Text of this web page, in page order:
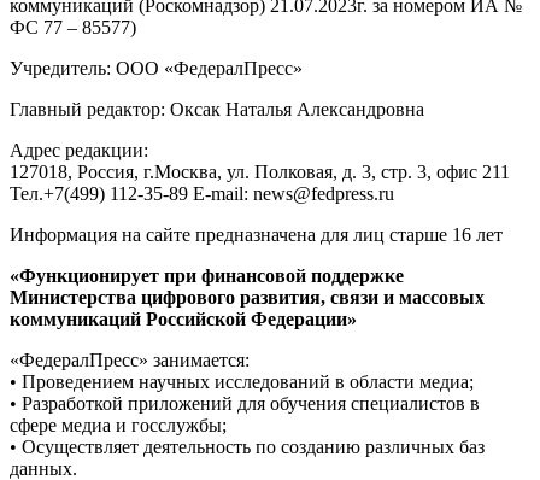
коммуникаций (Роскомнадзор) 21.07.2023г. за номером ИА №
ФС 77 – 85577)
Учредитель: ООО «ФедералПресс»
Главный редактор: Оксак Наталья Александровна
Адрес редакции:
127018, Россия, г.Москва, ул. Полковая, д. 3, стр. 3, офис 211
Тел.+7(499) 112-35-89 E-mail: news@fedpress.ru
Информация на сайте предназначена для лиц старше 16 лет
«Функционирует при финансовой поддержке
Министерства цифрового развития, связи и массовых
коммуникаций Российской Федерации»
«ФедералПресс» занимается:
• Проведением научных исследований в области медиа;
• Разработкой приложений для обучения специалистов в
сфере медиа и госслужбы;
• Осуществляет деятельность по созданию различных баз
данных.